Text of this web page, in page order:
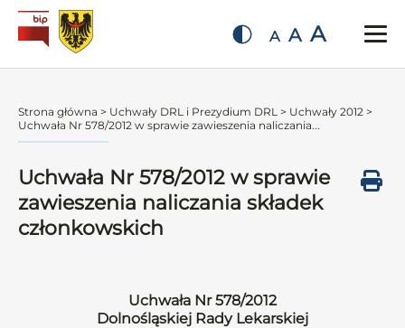
A A A
Strona główna > Uchwały DRL i Prezydium DRL > Uchwały 2012 >
Uchwała Nr 578/2012 w sprawie zawieszenia naliczania...
Uchwała Nr 578/2012 w sprawie
zawieszenia naliczania składek
członkowskich
Uchwała Nr 578/2012
Dolnośląskiej Rady Lekarskiej